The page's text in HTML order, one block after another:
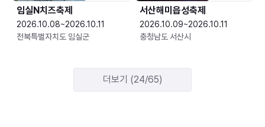
임실N치즈축제
2026.10.08~2026.10.11
전북특별자치도 임실군
서산해미읍성축제
2026.10.09~2026.10.11
충청남도 서산시
더보기 (24/65)